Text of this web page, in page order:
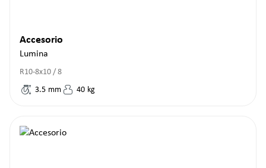
Accesorio
Lumina
R10-8x10 / 8
3.5 mm 40 kg